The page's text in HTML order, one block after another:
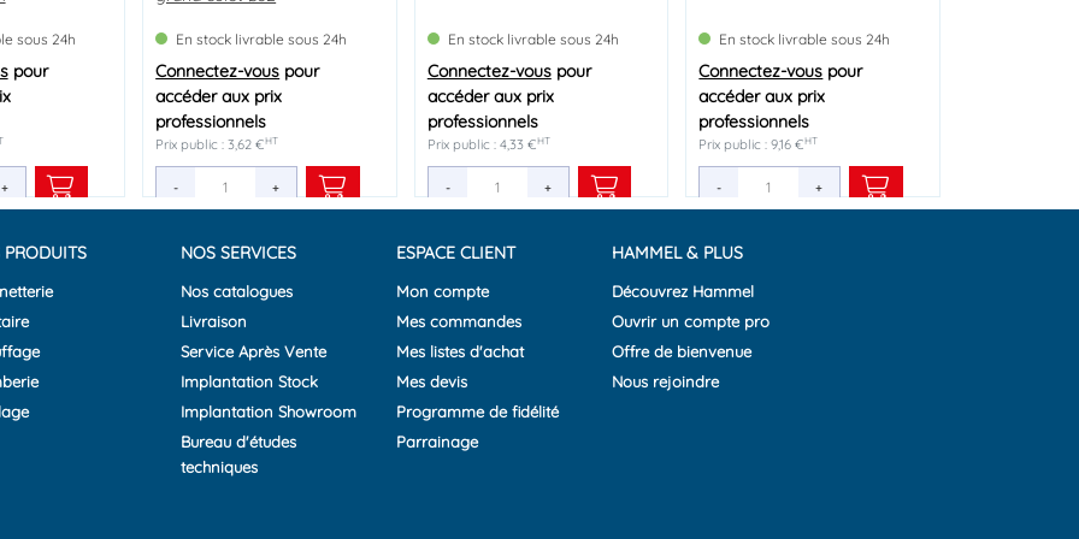
sous 24h
pour
+
En stock livrable sous 24h
Connectez-vous pour
accéder aux prix
professionnels
Prix public : 3,62 €HT
- +
En stock livrable sous 24h
Connectez-vouspour
accéder aux prix
professionnels
Prix public : 4,33 €HT
- +
En stock livrable sous 24h
Connectez-vous pour
accéder aux prix
professionnels
Prix public : 9,16 €HT
- +
sous 24h
pour
HT
+
WIRQUIN
En stock livrable sous 24h
Connectez-vous pour
accéder aux prix
professionnels
Prix public : 8,73 €HT
- +
En stock livrable sous 24h
Connectez-vouspour
accéder aux prix
professionnels
Prix public : 4,95 €HT
- +
En stock livrable sous 24h
Connectez-vous pour
accéder aux prix
professionnels
Prix public : 39,96 €HT
- +
sous 24h
pour
HT
+
En stock livrable sous 24h
Connectez-vous pour
accéder aux prix
professionnels
Prix public : 9,45 €HT
- +
En stock livrable sous 24h
Connectez-vouspour
accéder aux prix
professionnels
Prix public : 7,65 €HT
- +
En stock livrable sous 24h
Connectez-vous pour
accéder aux prix
professionnels
Prix public : 8,56 €HT
- +
PRODUITS NOS SERVICES
Nos catalogues
Livraison
Service Après Vente
Implantation Stock
Implantation Showroom
Bureau d'études
techniques
ESPACE CLIENT
Mon compte
Mes commandes
Mes listes d'achat
Mes devis
Programme de fidélité
Parrainage
HAMMEL & PLUS
Découvrez Hammel
Ouvrir un compte pro
Offre de bienvenue
Nous rejoindre